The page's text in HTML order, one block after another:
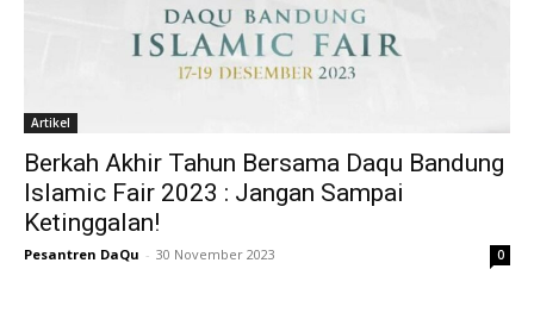
Artikel
Berkah Akhir Tahun Bersama Daqu Bandung
Islamic Fair 2023 : Jangan Sampai
Ketinggalan!
Pesantren DaQu - 30 November 2023 0